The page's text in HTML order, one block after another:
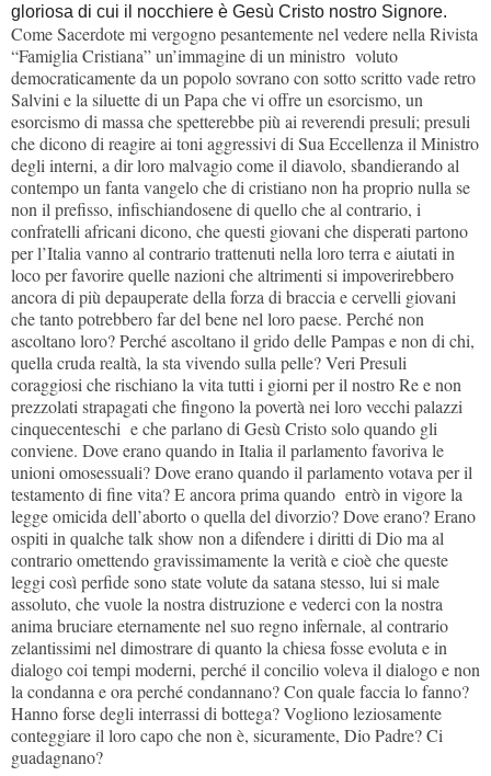
gloriosa di cui il nocchiere è Gesù Cristo nostro Signore.
Come Sacerdote mi vergogno pesantemente nel vedere nella Rivista
“Famiglia Cristiana” un’immagine di un ministro voluto
democraticamente da un popolo sovrano con sotto scritto vade retro
Salvini e la siluette di un Papa che vi offre un esorcismo, un
esorcismo di massa che spetterebbe più ai reverendi presuli; presuli
che dicono di reagire ai toni aggressivi di Sua Eccellenza il Ministro
degli interni, a dir loro malvagio come il diavolo, sbandierando al
contempo un fanta vangelo che di cristiano non ha proprio nulla se
non il prefisso, infischiandosene di quello che al contrario, i
confratelli africani dicono, che questi giovani che disperati partono
per l’Italia vanno al contrario trattenuti nella loro terra e aiutati in
loco per favorire quelle nazioni che altrimenti si impoverirebbero
ancora di più depauperate della forza di braccia e cervelli giovani
che tanto potrebbero far del bene nel loro paese. Perché non
ascoltano loro? Perché ascoltano il grido delle Pampas e non di chi,
quella cruda realtà, la sta vivendo sulla pelle? Veri Presuli
coraggiosi che rischiano la vita tutti i giorni per il nostro Re e non
prezzolati strapagati che fingono la povertà nei loro vecchi palazzi
cinquecenteschi e che parlano di Gesù Cristo solo quando gli
conviene. Dove erano quando in Italia il parlamento favoriva le
unioni omosessuali? Dove erano quando il parlamento votava per il
testamento di fine vita? E ancora prima quando entrò in vigore la
legge omicida dell’aborto o quella del divorzio? Dove erano? Erano
ospiti in qualche talk show non a difendere i diritti di Dio ma al
contrario omettendo gravissimamente la verità e cioè che queste
leggi così perfide sono state volute da satana stesso, lui si male
assoluto, che vuole la nostra distruzione e vederci con la nostra
anima bruciare eternamente nel suo regno infernale, al contrario
zelantissimi nel dimostrare di quanto la chiesa fosse evoluta e in
dialogo coi tempi moderni, perché il concilio voleva il dialogo e non
la condanna e ora perché condannano? Con quale faccia lo fanno?
Hanno forse degli interrassi di bottega? Vogliono leziosamente
conteggiare il loro capo che non è, sicuramente, Dio Padre? Ci
guadagnano?